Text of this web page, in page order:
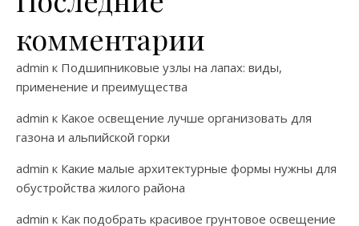
комментарии
admin к Подшипниковые узлы на лапах: виды,
применение и преимущества
admin к Какое освещение лучше организовать для
газона и альпийской горки
admin к Какие малые архитектурные формы нужны для
обустройства жилого района
admin к Как подобрать красивое грунтовое освещение